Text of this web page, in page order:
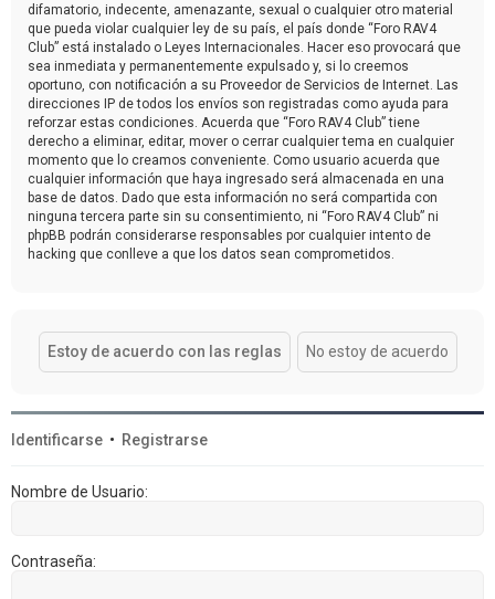
difamatorio, indecente, amenazante, sexual o cualquier otro material
que pueda violar cualquier ley de su país, el país donde “Foro RAV4
Club” está instalado o Leyes Internacionales. Hacer eso provocará que
sea inmediata y permanentemente expulsado y, si lo creemos
oportuno, con notificación a su Proveedor de Servicios de Internet. Las
direcciones IP de todos los envíos son registradas como ayuda para
reforzar estas condiciones. Acuerda que “Foro RAV4 Club” tiene
derecho a eliminar, editar, mover o cerrar cualquier tema en cualquier
momento que lo creamos conveniente. Como usuario acuerda que
cualquier información que haya ingresado será almacenada en una
base de datos. Dado que esta información no será compartida con
ninguna tercera parte sin su consentimiento, ni “Foro RAV4 Club” ni
phpBB podrán considerarse responsables por cualquier intento de
hacking que conlleve a que los datos sean comprometidos.
Identificarse • Registrarse
Nombre de Usuario:
Contraseña: